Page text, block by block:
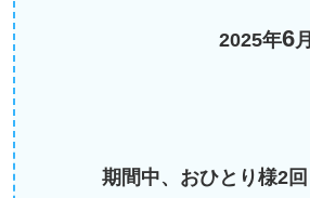
2025年6月
期間中、おひとり様2